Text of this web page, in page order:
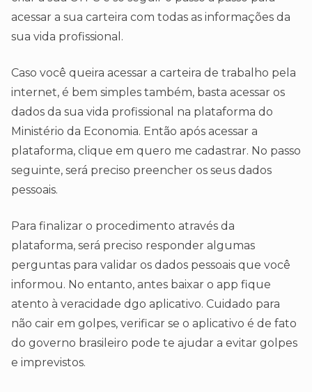
acessar a sua carteira com todas as informações da
sua vida profissional.
Caso você queira acessar a carteira de trabalho pela
internet, é bem simples também, basta acessar os
dados da sua vida profissional na plataforma do
Ministério da Economia. Então após acessar a
plataforma, clique em quero me cadastrar. No passo
seguinte, será preciso preencher os seus dados
pessoais.
Para finalizar o procedimento através da
plataforma, será preciso responder algumas
perguntas para validar os dados pessoais que você
informou. No entanto, antes baixar o app fique
atento à veracidade dgo aplicativo. Cuidado para
não cair em golpes, verificar se o aplicativo é de fato
do governo brasileiro pode te ajudar a evitar golpes
e imprevistos.